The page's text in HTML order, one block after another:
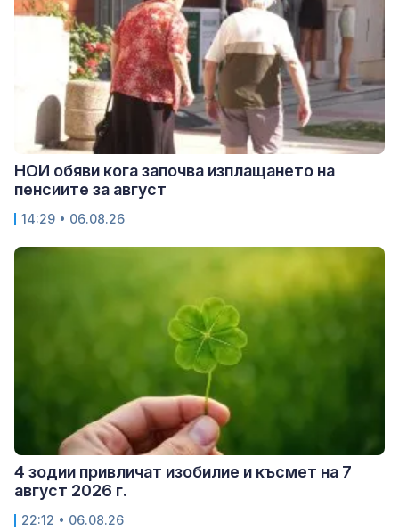
НОИ обяви кога започва изплащането на
пенсиите за август
14:29 • 06.08.26
4 зодии привличат изобилие и късмет на 7
август 2026 г.
22:12 • 06.08.26